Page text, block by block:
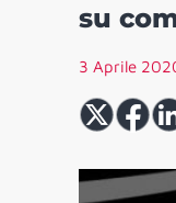
su
3 Aprile